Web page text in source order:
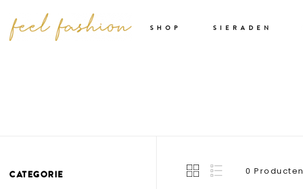
SHOP SIERADEN
CATEGORIE 0 Producten